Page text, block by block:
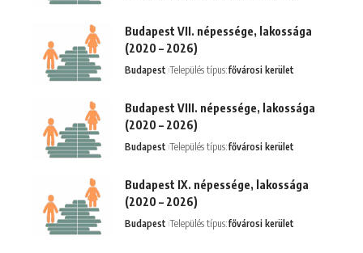
Budapest VII. népessége, lakossága
(2020 – 2026)
Budapest Település típus:fővárosi kerület
Budapest VIII. népessége, lakossága
(2020 – 2026)
Budapest Település típus:fővárosi kerület
Budapest IX. népessége, lakossága
(2020 – 2026)
Budapest Település típus:fővárosi kerület